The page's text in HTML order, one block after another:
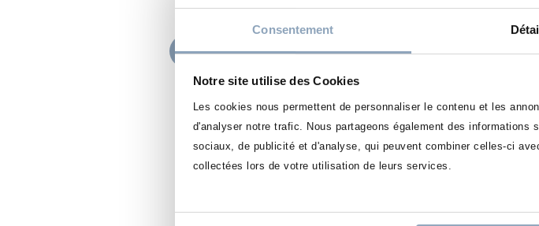
Consentement
Notre site utilise des Cookies
Les cookies nous permettent de personnaliser le contenu et les
d'analyser notre trafic. Nous partageons également des
sociaux, de publicité et d'analyse, qui peuvent combiner celles-ci
collectées lors de votre utilisation de leurs services.
Nous contacter